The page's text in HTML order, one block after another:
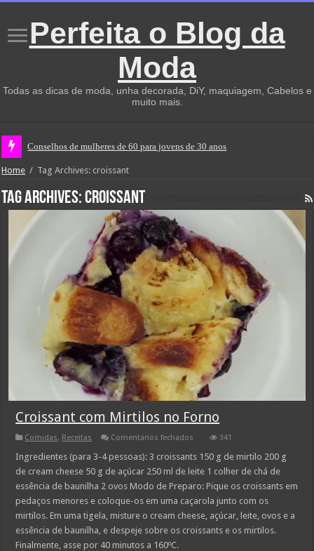
Perfeita o Blog da
Moda
Todas as dicas de moda, unha decorada, DiY, maquiagem, Cabelos e
muito mais.
Conselhos de mulheres de 60 para jovens de 30 anos
Home / Tag Archives: croissant
Tag Archives:croissant
Croissant com Mirtilos no Forno
Comidas, Receitas Comentários fechados
com
Mirtilos
no
Forno
341
Ingredientes (para 3-4 pessoas): 3 croissants 150 g de mirtilo 200 g
de cream cheese 50 g de açúcar 250 ml de leite 1 colher de chá de
essência de baunilha 2 ovos Modo de Preparo: Pique os croissants em
pedaços menores e coloque-os em uma caçarola junto com os
mirtilos. Em uma tigela, misture o cream cheese, açúcar, leite, ovos e a
essência de baunilha, e despeje sobre os croissants e os mirtilos.
Finalmente, asse por 40 minutos a 160ºC.